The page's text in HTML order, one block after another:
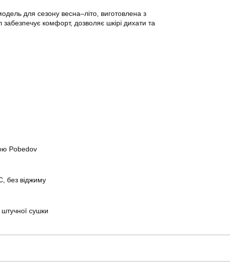
для сезону весна–літо, виготовлена з
комфорт, дозволяє шкірі дихати та
Pobedov
без віджиму
сушки